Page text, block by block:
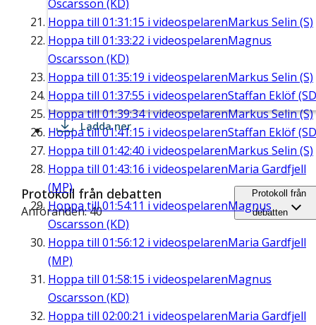
Oscarsson (KD)
Hoppa till 01:31:15 i videospelarenMarkus Selin (S)
Hoppa till 01:33:22 i videospelarenMagnus
Oscarsson (KD)
Hoppa till 01:35:19 i videospelarenMarkus Selin (S)
Hoppa till 01:37:55 i videospelarenStaffan Eklöf
Hoppa till01:39:34i videospelarenMarkus Selin (S)
Hoppa till01:41:15 i videospelarenStaffan Eklöf
Hoppa till 01:42:40 i videospelarenMarkus Selin (S)
Hoppa till 01:43:16 i videospelarenMaria Gardfjell
(MP)
Hoppa till01:54:11 i videospelarenMagnus
Oscarsson (KD)
Hoppa till 01:56:12 i videospelarenMaria Gardfjell
(MP)
Hoppa till 01:58:15 i videospelarenMagnus
Oscarsson (KD)
Hoppa till 02:00:21 i videospelarenMaria Gardfjell
Ladda ner
Protokoll från debatten
Anföranden: 40
Protokoll från
debatten